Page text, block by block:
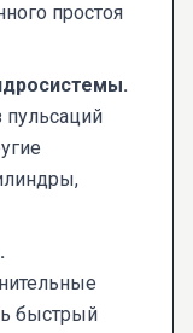
простоя
пульсаций
быстрый